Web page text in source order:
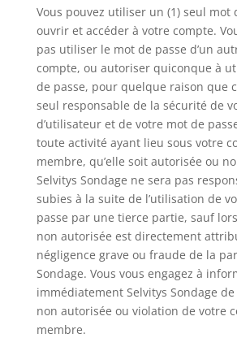
Vous pouvez utiliser un (1) seul mot
ouvrir et accéder à votre compte.
pas utiliser le mot de passe d’un
compte, ou autoriser quiconque à
de passe, pour quelque raison que
seul responsable de la sécurité de
d’utilisateur et de votre mot de
toute activité ayant lieu sous votre
membre, qu’elle soit autorisée ou
Selvitys Sondage ne sera pas
subies à la suite de l’utilisation de
passe par une tierce partie, sauf
non autorisée est directement
négligence grave ou fraude de la
Sondage. Vous vous engagez à
immédiatement Selvitys Sondage
non autorisée ou violation de votre
membre.